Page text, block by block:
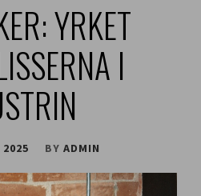
YRKET
I
2025 BY ADMIN